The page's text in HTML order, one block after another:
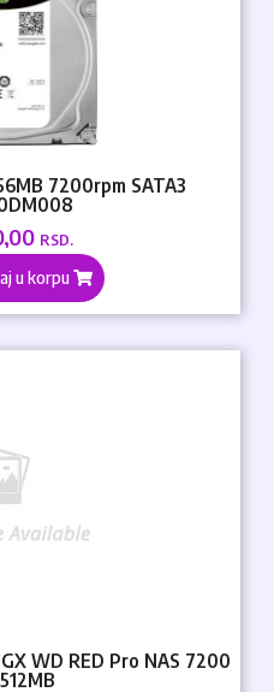
7200rpm SATA3
RSD.
u korpu
WD RED Pro NAS 7200